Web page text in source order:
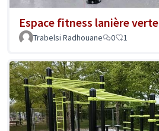
Espace fitness lanière verte
Trabelsi Radhouane
0 1